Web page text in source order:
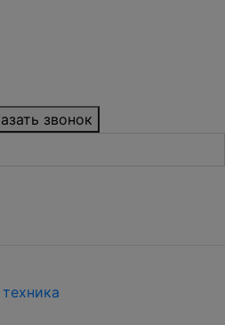
звонок